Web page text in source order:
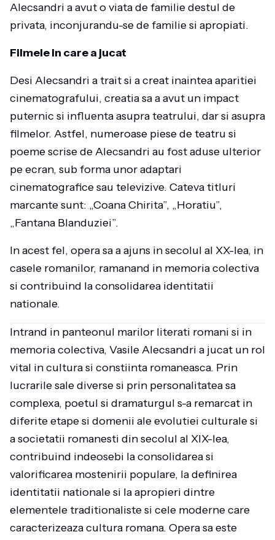
Alecsandri a avut o viata de familie destul de
privata, inconjurandu-se de familie si apropiati.
Filmele in care a jucat
Desi Alecsandri a trait si a creat inaintea aparitiei
cinematografului, creatia sa a avut un impact
puternic si influenta asupra teatrului, dar si asupra
filmelor. Astfel, numeroase piese de teatru si
poeme scrise de Alecsandri au fost aduse ulterior
pe ecran, sub forma unor adaptari
cinematografice sau televizive. Cateva titluri
marcante sunt: „Coana Chirita”, „Horatiu”,
„Fantana Blanduziei”.
In acest fel, opera sa a ajuns in secolul al XX-lea, in
casele romanilor, ramanand in memoria colectiva
si contribuind la consolidarea identitatii
nationale.
Intrand in panteonul marilor literati romani si in
memoria colectiva, Vasile Alecsandri a jucat un rol
vital in cultura si constiinta romaneasca. Prin
lucrarile sale diverse si prin personalitatea sa
complexa, poetul si dramaturgul s-a remarcat in
diferite etape si domenii ale evolutiei culturale si
a societatii romanesti din secolul al XIX-lea,
contribuind indeosebi la consolidarea si
valorificarea mostenirii populare, la definirea
identitatii nationale si la apropieri dintre
elementele traditionaliste si cele moderne care
caracterizeaza cultura romana. Opera sa este